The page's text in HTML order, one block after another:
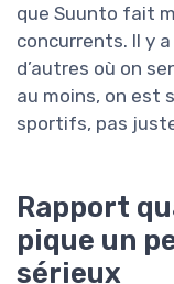
que Suunto fait
concurrents. Il y
d’autres où on
au moins, on est
sportifs, pas
Rapport
pique un
sérieux